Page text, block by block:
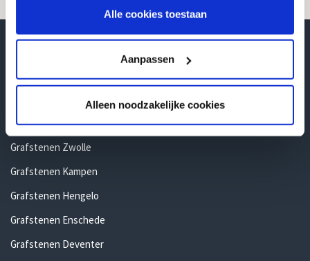
Alle cookies toestaan
Aanpassen
Alleen noodzakelijke cookies
Wij plaatsen grafstenen bij u in de regio
Overijssel
Grafstenen Zwolle
Grafstenen Kampen
Grafstenen Hengelo
Grafstenen Enschede
Grafstenen Deventer